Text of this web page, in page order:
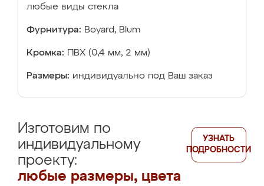
любые виды стекла
Фурнитура: Boyard, Blum
Кромка: ПВХ (0,4 мм, 2 мм)
Размеры: индивидуально под Ваш заказ
Изготовим по
индивидуальному
проекту:
любые размеры, цвета
УЗНАТЬ
ПОДРОБНОСТИ